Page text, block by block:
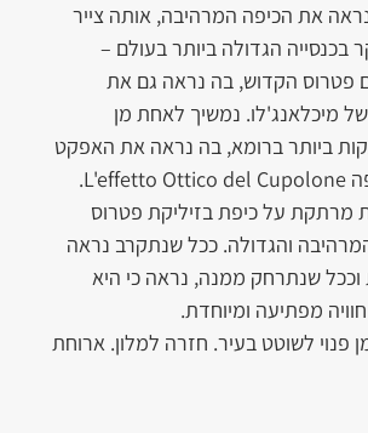
את הכיפה המרהיבה, אותה צייר
בכנסייה הגדולה ביותר בעולם –
פטרוס הקדוש, בה נראה גם את
מיכלאנג'לו. נמשיך לאחת מן
ביותר ברומא, בה נראה את האפקט
האופטי של הכיפה L'effetto Ottico del Cupolone.
מרתקת על כיפת בזיליקת פטרוס
והגדולה. ככל שנתקרב נראה
שנתרחק ממנה, נראה כי היא
מפתיעה ומיוחדת.
פנוי לשוטט בעיר. חזרה למלון. ארוחת